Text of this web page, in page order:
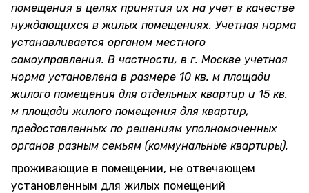
помещения в целях принятия их на учет в качестве
нуждающихся в жилых помещениях. Учетная норма
устанавливается органом местного
самоуправления. В частности, в г. Москве учетная
норма установлена в размере 10 кв. м площади
жилого помещения для отдельных квартир и 15 кв.
м площади жилого помещения для квартир,
предоставленных по решениям уполномоченных
органов разным семьям (коммунальные квартиры).
проживающие в помещении, не отвечающем
установленным для жилых помещений